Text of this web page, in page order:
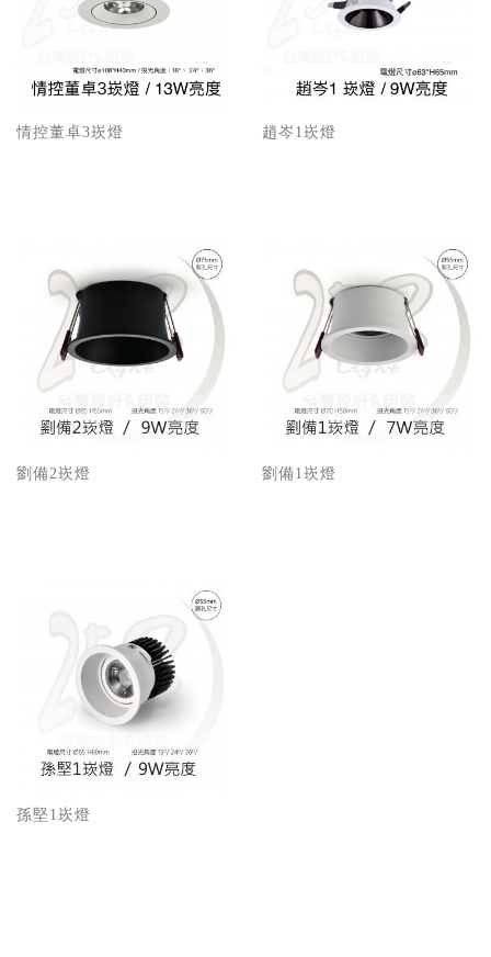
情控董卓3崁燈 趙岑1崁燈
劉備2崁燈 劉備1崁燈
孫堅1崁燈